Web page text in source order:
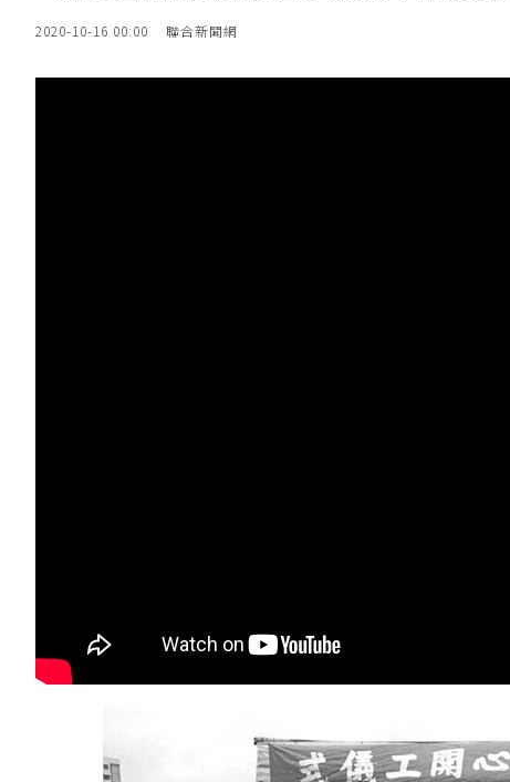
2020-10-16 00:00 聯合新聞網